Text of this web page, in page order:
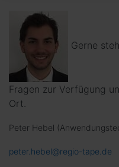
Gerne
Fragen zur Verfügung
Ort.
Peter Hebel
peter.hebel@regio-tape.de